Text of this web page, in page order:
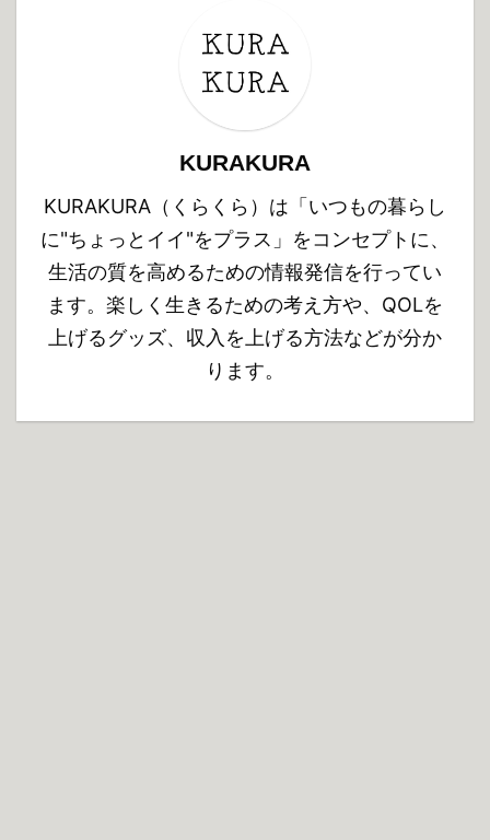
KURAKURA
KURAKURA（くらくら）は「いつもの暮らし
に"ちょっとイイ"をプラス」をコンセプトに、
生活の質を高めるための情報発信を行ってい
ます。楽しく生きるための考え方や、QOLを
上げるグッズ、収入を上げる方法などが分か
ります。